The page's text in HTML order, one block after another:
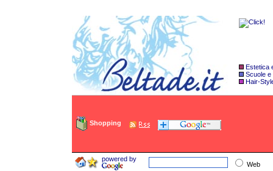
Estetica
Scuole e
Hair-
Shopping
powered by
Web